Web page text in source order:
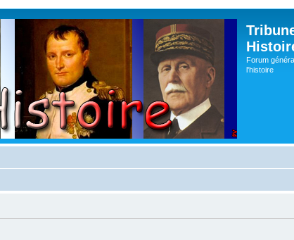
Forum
l'histoire